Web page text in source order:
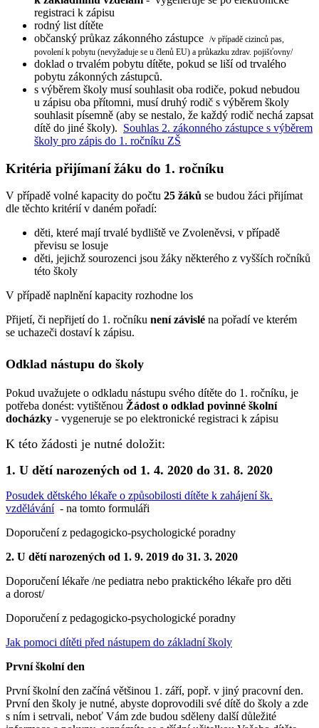
registraci k zápisu
rodný list dítěte
občanský průkaz zákonného zástupce /v případě cizinců pas,
povolení k pobytu (nevyžaduje se u členů EU) a průkazku zdrav. pojišťovny/
doklad o trvalém pobytu dítěte, pokud se liší od trvalého
pobytu zákonných zástupců.
s výběrem školy musí souhlasit oba rodiče, pokud nebudou
u zápisu oba přítomni, musí druhý rodič s výběrem školy
souhlasit písemně (aby se nestalo, že každý rodič nechá zapsat
dítě do jiné školy). Souhlas 2. zákonného zástupce s výběrem
školy pro zápis do 1. ročníku ZŠ
Kritéria přijímaní žáku do 1. ročníku
V případě volné kapacity do počtu 25 žáků se budou žáci přijímat
dle těchto kritérií v daném pořadí:
děti, které mají trvalé bydliště ve Zvoleněvsi, v případě
převisu se losuje
děti, jejichž sourozenci jsou žáky některého z vyšších ročníků
této školy
V případě naplnění kapacity rozhodne los
Přijetí, či nepřijetí do 1. ročníku není závislé na pořadí ve kterém
se uchazeči dostaví k zápisu.
Odklad nástupu do školy
Pokud uvažujete o odkladu nástupu svého dítěte do 1. ročníku, je
potřeba donést: vytištěnou Žádost o odklad povinné školní
docházky - vygeneruje se po elektronické registraci k zápisu
K této žádosti je nutné doložit:
1. U dětí narozených od 1. 4. 2020 do 31. 8. 2020
Posudek dětského lékaře o způsobilosti dítěte k zahájení šk.
vzdělávání - na tomto formuláři
Doporučení z pedagogicko-psychologické poradny
2. U dětí narozených od 1. 9. 2019 do 31. 3. 2020
Doporučení lékaře /ne pediatra nebo praktického lékaře pro děti
a dorost/
Doporučení z pedagogicko-psychologické poradny
Jak pomoci dítěti před nástupem do základní školy
První školní den
První školní den začíná většinou 1. září, popř. v jiný pracovní den.
První den školy je nutné, abyste doprovodili své dítě do školy a zde
s ním i setrvali, neboť Vám zde budou sděleny další důležité